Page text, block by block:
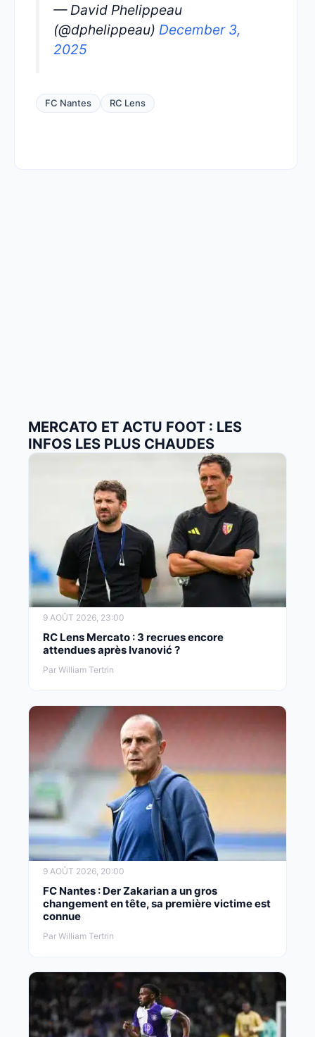
— David Phelippeau
(@dphelippeau) December 3,
2025
FC Nantes RC Lens
MERCATO ET ACTU FOOT : LES
INFOS LES PLUS CHAUDES
9 AOÛT 2026, 23:00
RC Lens Mercato : 3 recrues encore
attendues après Ivanović ?
Par William Tertrin
9 AOÛT 2026, 20:00
FC Nantes : Der Zakarian a un gros
changement en tête, sa première victime est
connue
Par William Tertrin